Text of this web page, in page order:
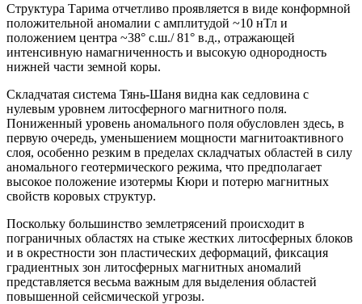
Структура Тарима отчетливо проявляется в виде конформной
положительной аномалии с амплитудой ~10 нТл и
положением центра ~38° с.ш./ 81° в.д., отражающей
интенсивную намагниченность и высокую однородность
нижней части земной коры.
Складчатая система Тянь-Шаня видна как седловина с
нулевым уровнем литосферного магнитного поля.
Пониженный уровень аномального поля обусловлен здесь, в
первую очередь, уменьшением мощности магнитоактивного
слоя, особенно резким в пределах складчатых областей в силу
аномального геотермического режима, что предполагает
высокое положение изотермы Кюри и потерю магнитных
свойств коровых структур.
Поскольку большинство землетрясений происходит в
пограничных областях на стыке жестких литосферных блоков
и в окрестности зон пластических деформаций, фиксация
градиентных зон литосферных магнитных аномалий
представляется весьма важным для выделения областей
повышенной сейсмической угрозы.